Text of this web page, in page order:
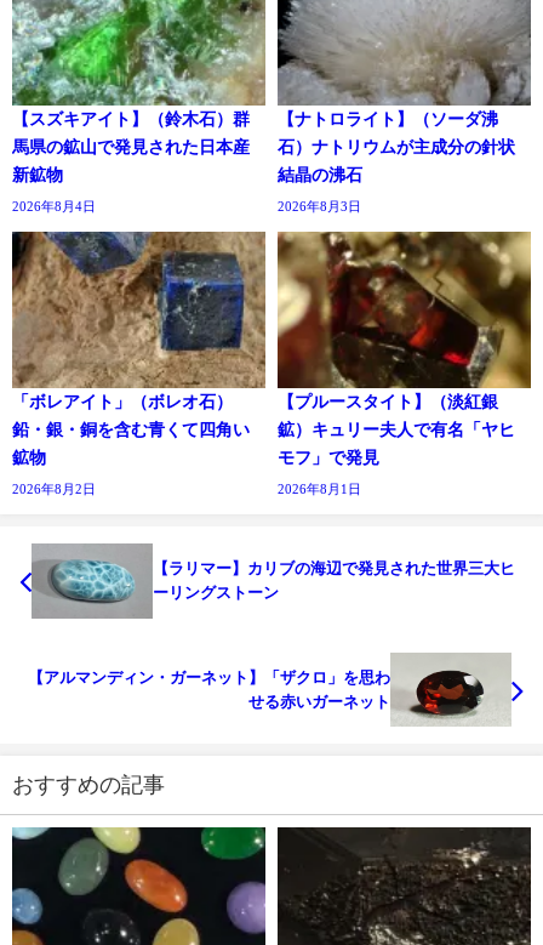
【スズキアイト】（鈴木石）群
馬県の鉱山で発見された日本産
新鉱物
2026年8月4日
【ナトロライト】（ソーダ沸
石）ナトリウムが主成分の針状
結晶の沸石
2026年8月3日
「ボレアイト」（ボレオ石）
鉛・銀・銅を含む青くて四角い
鉱物
2026年8月2日
【プルースタイト】（淡紅銀
鉱）キュリー夫人で有名「ヤヒ
モフ」で発見
2026年8月1日
【ラリマー】カリブの海辺で発見された世界三大ヒ
ーリングストーン
【アルマンディン・ガーネット】「ザクロ」を思わ
せる赤いガーネット
おすすめの記事